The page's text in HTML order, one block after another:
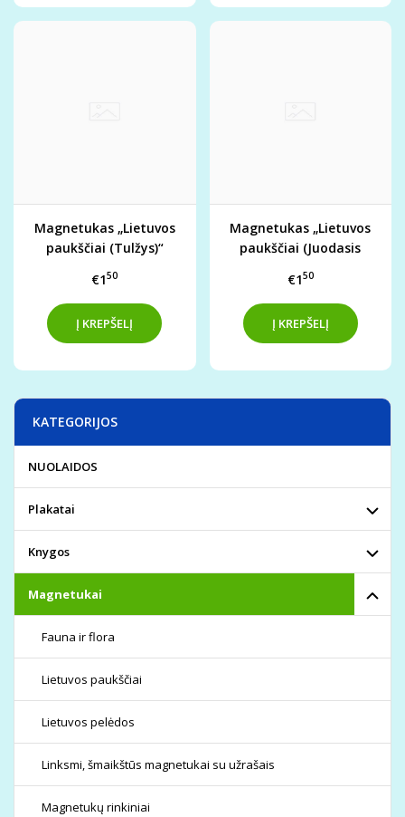
Magnetukas „Lietuvos
paukščiai (Tulžys)“
€150
Magnetukas „Lietuvos
paukščiai (Juodasis
€150
KATEGORIJOS
NUOLAIDOS
Plakatai
Knygos
Magnetukai
Fauna ir flora
Lietuvos paukščiai
Lietuvos pelėdos
Linksmi, šmaikštūs magnetukai su užrašais
Magnetukų rinkiniai